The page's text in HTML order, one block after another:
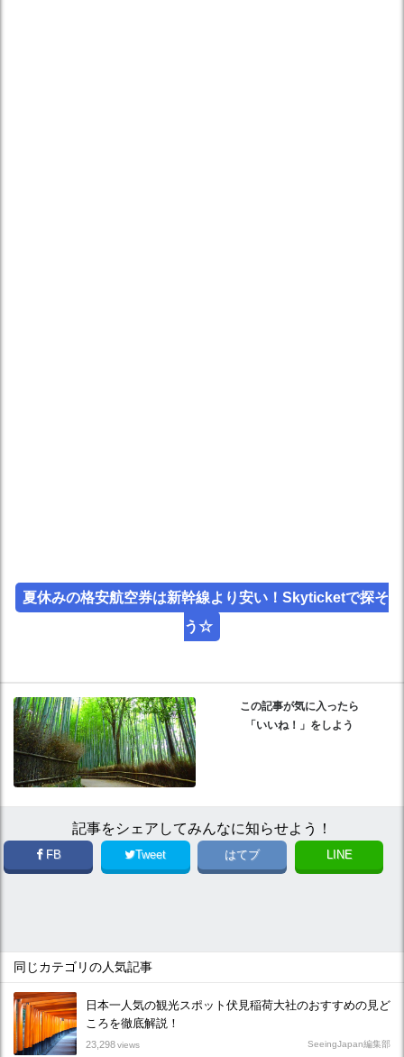
夏休みの格安航空券は新幹線より安い！Skyticketで探そ
う☆
この記事が気に入ったら
「いいね！」をしよう
記事をシェアしてみんなに知らせよう！
FB Tweet はてブ LINE
同じカテゴリの人気記事
日本一人気の観光スポット伏見稲荷大社のおすすめの見ど
ころを徹底解説！
23,298views SeeingJapan編集部